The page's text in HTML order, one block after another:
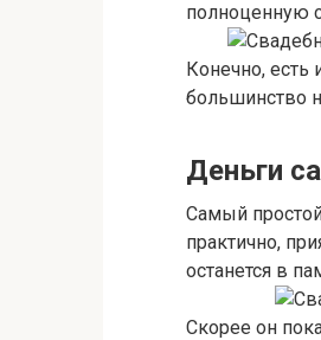
полноценную
Конечно,
большинство
Деньги
Самый
практично,
останется в
Скорее он